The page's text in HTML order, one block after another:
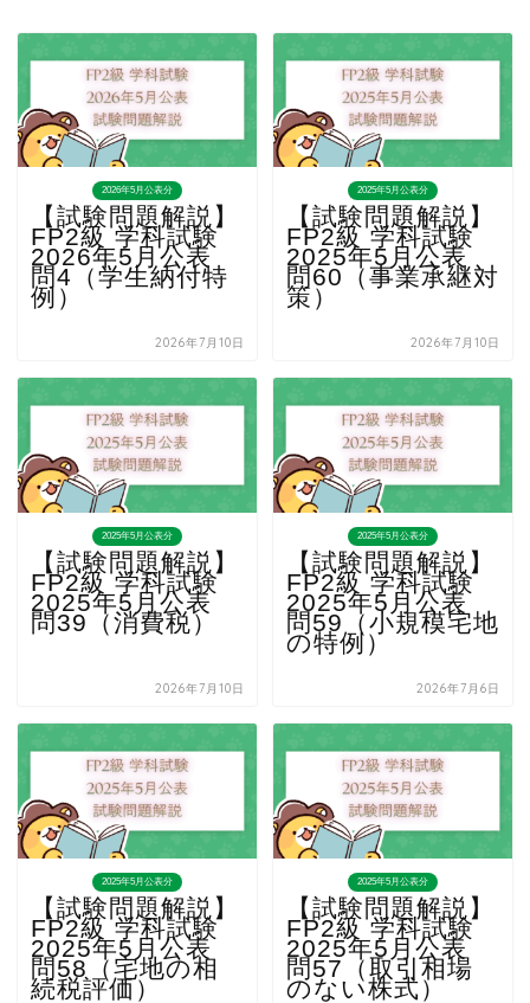
2026年5月公表分
【試験問題解説】
FP2級 学科試験
2026年5月公表
問4（学生納付特
例）
2026年7月10日
2025年5月公表分
【試験問題解説】
FP2級 学科試験
2025年5月公表
問60（事業承継対
策）
2026年7月10日
2025年5月公表分
【試験問題解説】
FP2級 学科試験
2025年5月公表
問39（消費税）
2026年7月10日
2025年5月公表分
【試験問題解説】
FP2級 学科試験
2025年5月公表
問59（小規模宅地
の特例）
2026年7月6日
2025年5月公表分
【試験問題解説】
FP2級 学科試験
2025年5月公表
問58（宅地の相
続税評価）
2025年5月公表分
【試験問題解説】
FP2級 学科試験
2025年5月公表
問57（取引相場
のない株式）